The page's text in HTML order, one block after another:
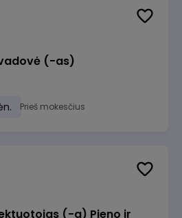
(-as)
Prieš mokesčius
(-a) Pieno ir